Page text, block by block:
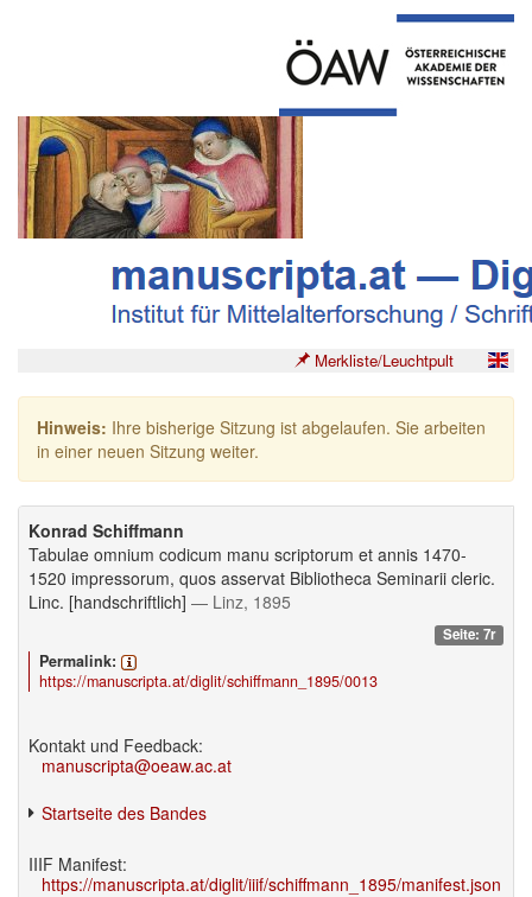
Merkliste/Leuchtpult
Hinweis: Ihre bisherige Sitzung ist abgelaufen. Sie arbeiten
in einer neuen Sitzung weiter.
Konrad Schiffmann
Tabulae omnium codicum manu scriptorum et annis 1470-
1520 impressorum, quos asservat Bibliotheca Seminarii cleric.
Linc. [handschriftlich] — Linz, 1895
Seite: 7r
Permalink:
https://manuscripta.at/diglit/schiffmann_1895/0013
Kontakt und Feedback:
manuscripta@oeaw.ac.at
Startseite des Bandes
IIIF Manifest:
https://manuscripta.at/diglit/iiif/schiffmann_1895/manifest.json